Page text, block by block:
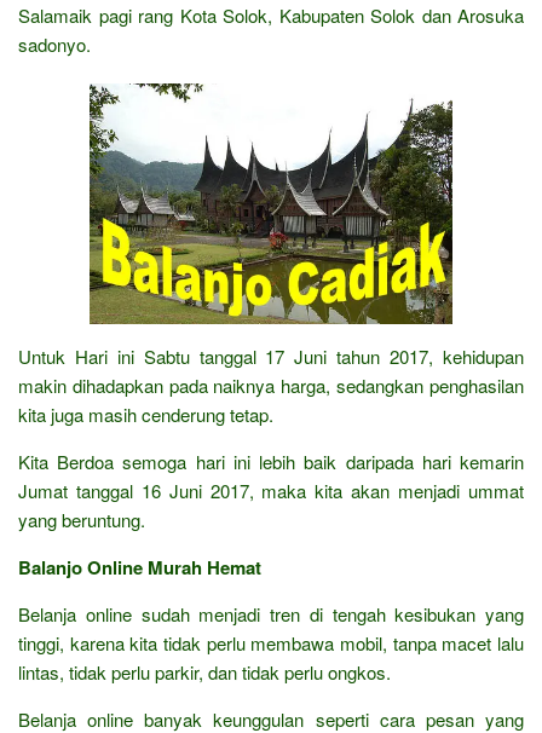
Salamaik pagi rang Kota Solok, Kabupaten Solok dan Arosuka
sadonyo.
Untuk Hari ini Sabtu tanggal 17 Juni tahun 2017, kehidupan
makin dihadapkan pada naiknya harga, sedangkan penghasilan
kita juga masih cenderung tetap.
Kita Berdoa semoga hari ini lebih baik daripada hari kemarin
Jumat tanggal 16 Juni 2017, maka kita akan menjadi ummat
yang beruntung.
Balanjo Online Murah Hemat
Belanja online sudah menjadi tren di tengah kesibukan yang
tinggi, karena kita tidak perlu membawa mobil, tanpa macet lalu
lintas, tidak perlu parkir, dan tidak perlu ongkos.
Belanja online banyak keunggulan seperti cara pesan yang